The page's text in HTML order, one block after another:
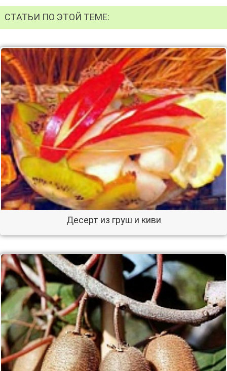
СТАТЬИ ПО ЭТОЙ ТЕМЕ:
Десерт из груш и киви